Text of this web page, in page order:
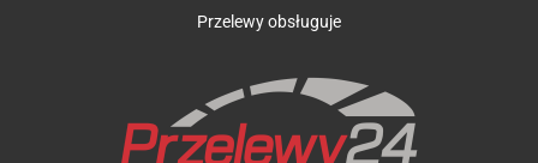
Przelewy obsługuje